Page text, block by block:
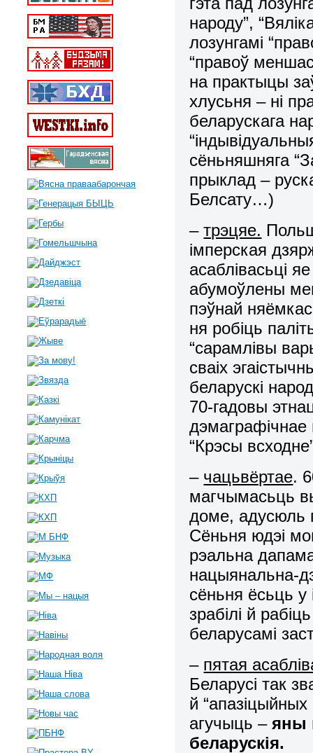
народу”,
лозунгамі
“правоў
на практыцы
хлусьня – ні
беларускага
сёньняшняга
прыклад –
Белсату…)
–трэцяе.
імперская
асаблівасьці
абумоўлены
пэўнай
ня робіць
“сарамлівы
сваіх
беларускі
70-гадовы
дэмаграфічнае
“Крэсы
– чацьвёртае.
магчымасьць
доме, адусюль
Сёньня юдэі
рэальна
нацыянальна-
сёньня ёсьць у
зрабілі й
беларусамі
– пятая
Беларусі так
й
агучыць – яны
беларускія.